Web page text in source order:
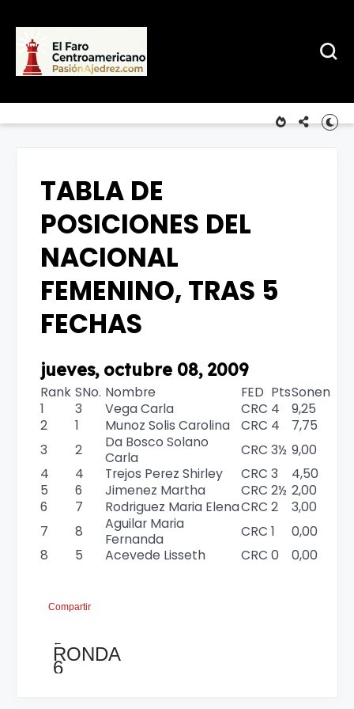
TABLA DE
POSICIONES DEL
NACIONAL
FEMENINO, TRAS 5
FECHAS
jueves, octubre 08, 2009
Rank SNo. Nombre FED PtsSonen
1
3 Vega Carla CRC 4
9,25
2
1 Munoz Solis Carolina CRC 4
7,75
3
2
Da Bosco Solano
Carla
CRC 3½ 9,00
4
4 Trejos Perez Shirley CRC 3
4,50
5
6 Jimenez Martha CRC 2½ 2,00
6
7 Rodriguez Maria ElenaCRC 2
3,00
7
8
Aguilar Maria
Fernanda
CRC 1
0,00
8
5 Acevede Lisseth CRC 0 0,00
Compartir
←
RONDA
6